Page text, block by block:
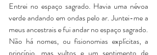
Entrei no espaço sagrado. Havia uma névoa
verde andando em ondas pelo ar. Juntei-me a
meus ancestrais e fui andar no espaço sagrado.
Não há nomes, ou fisionomias explícitas, a